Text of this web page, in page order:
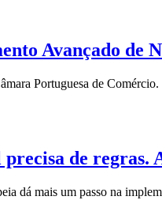
Avançado de
Portuguesa de Comércio.
de regras.
dá mais um passo na